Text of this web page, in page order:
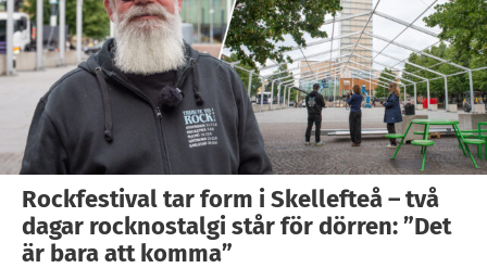
Rockfestival tar form i Skellefteå – två
dagar rocknostalgi står för dörren: ”Det
är bara att komma”